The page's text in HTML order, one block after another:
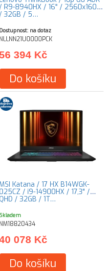
R9-8940HX / 16" / 2560x1600
32GB / 5…
Dostupnost: na dotaz
NLLNN21U0000PCK
394 Kč
Do košíku
Katana / 17 HX B14WGK-
/ i9-14900HX / 17,3" /
/ 32GB / 1T…
Skladem
NM18820434
078 Kč
Do košíku